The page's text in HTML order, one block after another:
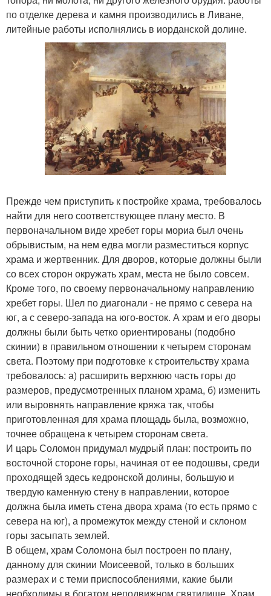
по отделке дерева и камня производились в Ливане,
литейные работы исполнялись в иорданской долине.
Прежде чем приступить к постройке храма, требовалось
найти для него соответствующее плану место. В
первоначальном виде хребет горы мориа был очень
обрывистым, на нем едва могли разместиться корпус
храма и жертвенник. Для дворов, которые должны были
со всех сторон окружать храм, места не было совсем.
Кроме того, по своему первоначальному направлению
хребет горы. Шел по диагонали - не прямо с севера на
юг, а с северо-запада на юго-восток. А храм и его дворы
должны были быть четко ориентированы (подобно
скинии) в правильном отношении к четырем сторонам
света. Поэтому при подготовке к строительству храма
требовалось: а) расширить верхнюю часть горы до
размеров, предусмотренных планом храма, б) изменить
или выровнять направление кряжа так, чтобы
приготовленная для храма площадь была, возможно,
точнее обращена к четырем сторонам света.
И царь Соломон придумал мудрый план: построить по
восточной стороне горы, начиная от ее подошвы, среди
проходящей здесь кедронской долины, большую и
твердую каменную стену в направлении, которое
должна была иметь стена двора храма (то есть прямо с
севера на юг), а промежуток между стеной и склоном
горы засыпать землей.
В общем, храм Соломона был построен по плану,
данному для скинии Моисеевой, только в больших
размерах и с теми приспособлениями, какие были
необходимы в богатом неподвижном святилище. Храм